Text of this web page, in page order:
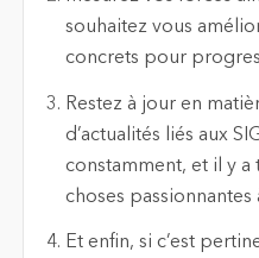
souhaitez vous
concrets pour
Restez à jour en
d’actualités liés aux
constamment, et il y
choses
Et enfin, si c’est